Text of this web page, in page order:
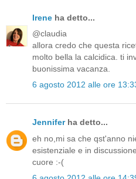
Irene ha detto...
@claudia
allora credo che questa
molto bella la calcidica. ti
buonissima vacanza.
6 agosto 2012 alle ore
Jenniferha detto...
eh no,mi sa che qst'anno
esistenziale e in
cuore :-(